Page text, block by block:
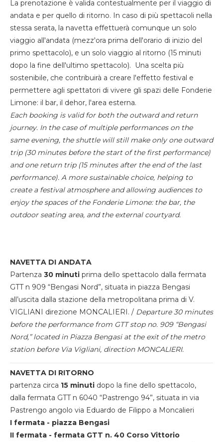
La prenotazione è valida contestualmente per il viaggio di
andata e per quello di ritorno. In caso di più spettacoli nella
stessa serata, la navetta effettuerà comunque un solo
viaggio all'andata (mezz'ora prima dell'orario di inizio del
primo spettacolo), e un solo viaggio al ritorno (15 minuti
dopo la fine dell'ultimo spettacolo). Una scelta più
sostenibile, che contribuirà a creare l'effetto festival e
permettere agli spettatori di vivere gli spazi delle Fonderie
Limone: il bar, il dehor, l'area esterna.
Each booking is valid for both the outward and return
journey. In the case of multiple performances on the
same evening, the shuttle will still make only one outward
trip (30 minutes before the start of the first performance)
and one return trip (15 minutes after the end of the last
performance). A more sustainable choice, helping to
create a festival atmosphere and allowing audiences to
enjoy the spaces of the Fonderie Limone: the bar, the
outdoor seating area, and the external courtyard.
NAVETTA DI ANDATA
Partenza 30 minuti prima dello spettacolo dalla fermata
GTT n 909 “Bengasi Nord”, situata in piazza Bengasi
all’uscita dalla stazione della metropolitana prima di V.
VIGLIANI direzione MONCALIERI. / Departure 30 minutes
before the performance from GTT stop no. 909 “Bengasi
Nord,” located in Piazza Bengasi at the exit of the metro
station before Via Vigliani, direction MONCALIERI.
NAVETTA DI RITORNO
partenza circa 15 minuti dopo la fine dello spettacolo,
dalla fermata GTT n 6040 “Pastrengo 94”, situata in via
Pastrengo angolo via Eduardo de Filippo a Moncalieri
I fermata - piazza Bengasi
II fermata - fermata GTT n. 40 Corso Vittorio